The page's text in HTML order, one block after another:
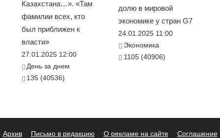
Казахстана…». «Там
фамилии всех, кто
был приближен к
власти»
27.01.2025 12:00
День за днем
135 (40536)
долю в мировой
экономике у стран G7
24.01.2025 11:00
Экономика
1105 (40906)
Архив Письмо в редакцию О рекламе на сайте
Соглашение